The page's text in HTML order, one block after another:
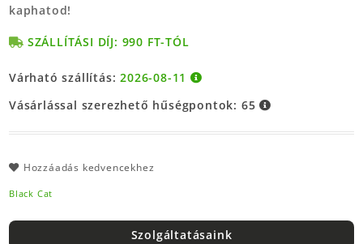
kaphatod!
SZÁLLÍTÁSI DÍJ: 990 FT-TÓL
Várható szállítás:2026-08-11
Vásárlással szerezhető hűségpontok: 65
Hozzáadás kedvencekhez
Black Cat
Szolgáltatásaink